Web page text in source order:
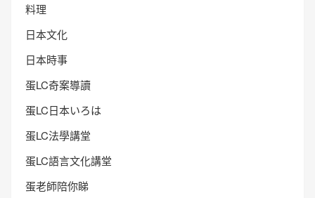
料理
日本文化
日本時事
蛋LC奇案導讀
蛋LC日本いろは
蛋LC法學講堂
蛋LC語言文化講堂
蛋老師陪你睇